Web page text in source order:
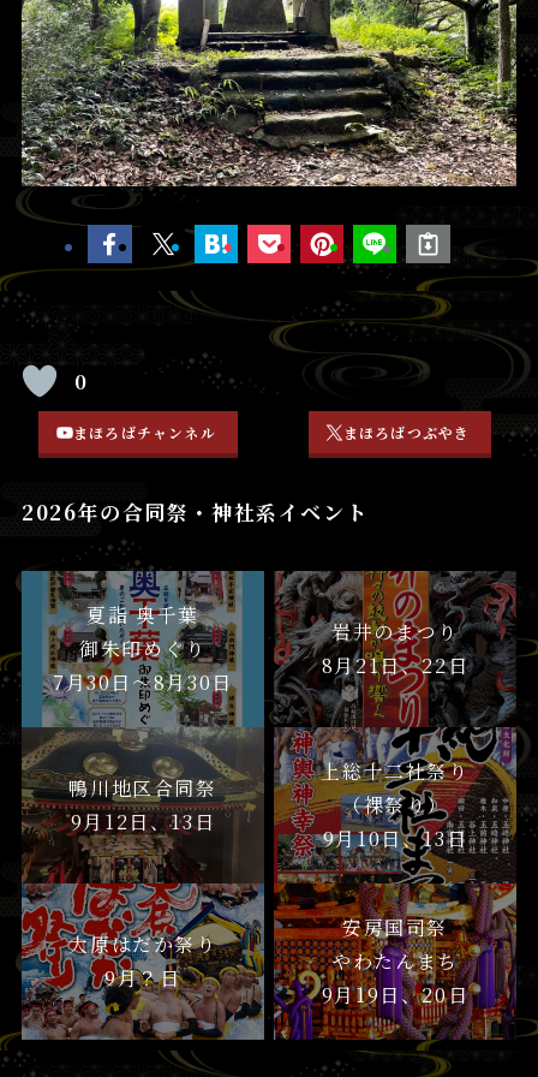
0
まほろばチャンネル まほろばつぶやき
2026年の合同祭・神社系イベント
夏詣 奥千葉
御朱印めぐり
7月30日〜8月30日
岩井のまつり
8月21日、22日
鴨川地区合同祭
9月12日、13日
上総十二社祭り
（裸祭り）
9月10日、13日
大原はだか祭り
9月？日
安房国司祭
やわたんまち
9月19日、20日